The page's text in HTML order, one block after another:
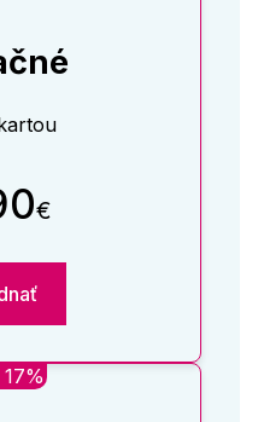
€